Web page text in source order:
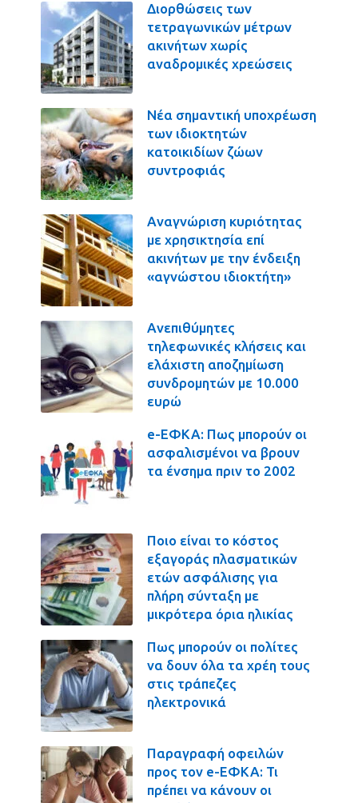
Διορθώσεις των
τετραγωνικών μέτρων
ακινήτων χωρίς
αναδρομικές χρεώσεις
Νέα σημαντική υποχρέωση
των ιδιοκτητών
κατοικιδίων ζώων
συντροφιάς
Αναγνώριση κυριότητας
με χρησικτησία επί
ακινήτων με την ένδειξη
«αγνώστου ιδιοκτήτη»
Ανεπιθύμητες
τηλεφωνικές κλήσεις και
ελάχιστη αποζημίωση
συνδρομητών με 10.000
ευρώ
e-ΕΦΚΑ: Πως μπορούν οι
ασφαλισμένοι να βρουν
τα ένσημα πριν το 2002
Ποιο είναι το κόστος
εξαγοράς πλασματικών
ετών ασφάλισης για
πλήρη σύνταξη με
μικρότερα όρια ηλικίας
Πως μπορούν οι πολίτες
να δουν όλα τα χρέη τους
στις τράπεζες
ηλεκτρονικά
Παραγραφή οφειλών
προς τον e-ΕΦΚΑ: Τι
πρέπει να κάνουν οι